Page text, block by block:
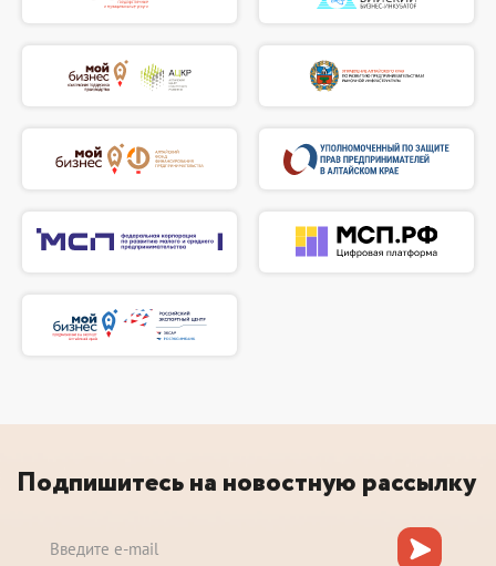
Подпишитесь на новостную рассылку